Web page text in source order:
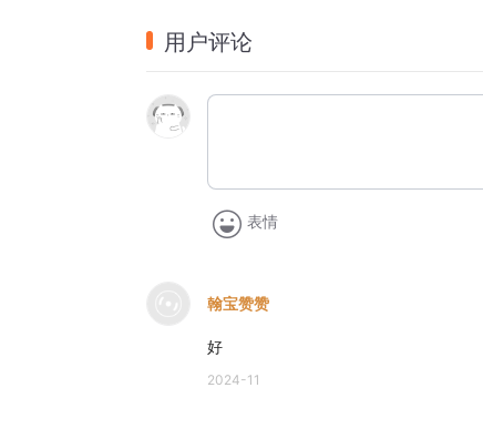
用户评论
表情
翰宝赞赞
好
2024-11